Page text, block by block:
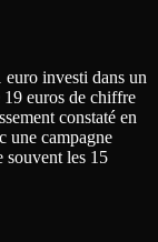
investi dans un
19 euros de chiffre
constaté en
une campagne
souvent les 15